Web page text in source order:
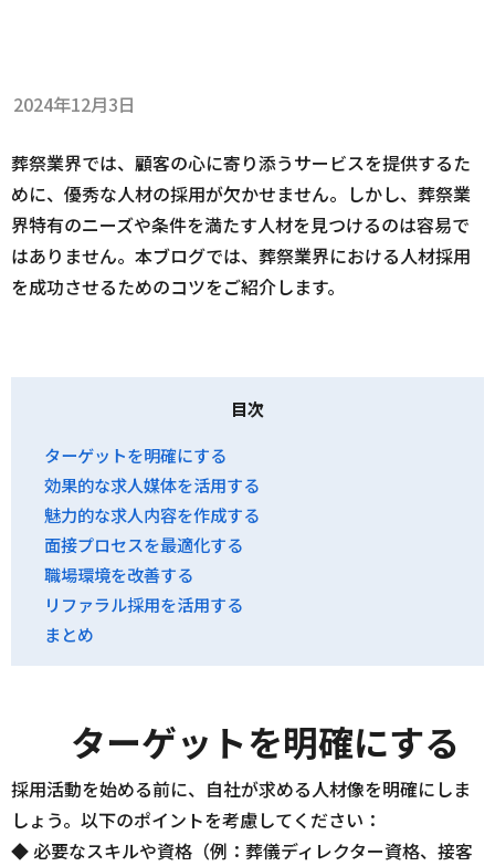
2024年12月3日
葬祭業界では、顧客の心に寄り添うサービスを提供するた
めに、優秀な人材の採用が欠かせません。しかし、葬祭業
界特有のニーズや条件を満たす人材を見つけるのは容易で
はありません。本ブログでは、葬祭業界における人材採用
を成功させるためのコツをご紹介します。
目次
ターゲットを明確にする
効果的な求人媒体を活用する
魅力的な求人内容を作成する
面接プロセスを最適化する
職場環境を改善する
リファラル採用を活用する
まとめ
ターゲットを明確にする
採用活動を始める前に、自社が求める人材像を明確にしま
しょう。以下のポイントを考慮してください：
◆ 必要なスキルや資格（例：葬儀ディレクター資格、接客